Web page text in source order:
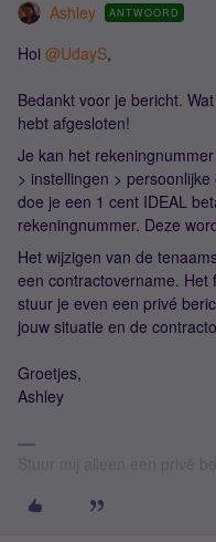
Ashley ANTWOORD
Hoi @UdayS,
Bedankt voor je bericht.
hebt afgesloten!
Je kan het
> instellingen >
doe je een 1 cent IDEAL
rekeningnummer. Deze
Het wijzigen van de
een contractovername. Het
stuur je even een privé
jouw situatie en de
Groetjes,
Ashley